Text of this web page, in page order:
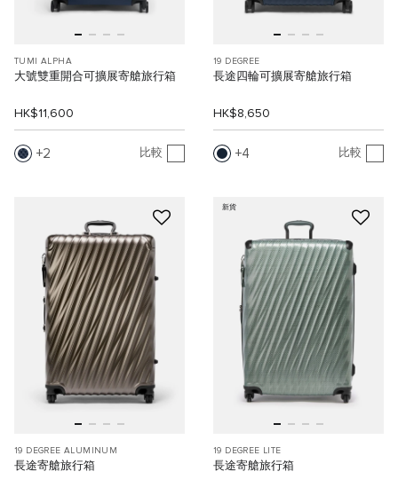
TUMI ALPHA
大號雙重開合可擴展寄艙旅行箱
HK$11,600
2 比較
19 DEGREE
長途四輪可擴展寄艙旅行箱
HK$8,650
4 比較
19 DEGREE ALUMINUM
長途寄艙旅行箱
新貨
19 DEGREE LITE
長途寄艙旅行箱